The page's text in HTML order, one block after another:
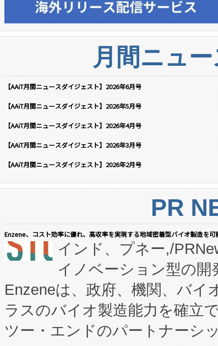
月間ニュ
【AAiT月間ニュースダイジェスト】2026年6月号
【AAiT月間ニュースダイジェスト】2026年5月号
【AAiT月間ニュースダイジェスト】2026年4月号
【AAiT月間ニュースダイジェスト】2026年3月号
【AAiT月間ニュースダイジェスト】2026年2月号
PR
Enzene、コスト効率に優れ、高収率を実現する地域密着型バイオ製造を
インド、プネー,/
イノベーション型の
Enzeneは、政府、機関、バイ
ラスのバイオ製造能力を確立
ツー・エンドのパートナーシ